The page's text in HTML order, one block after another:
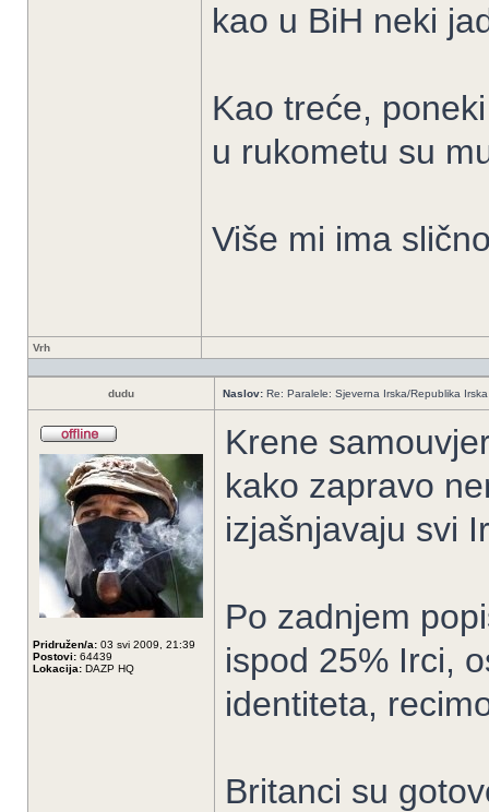
kao u BiH neki
Kao treće,
u rukometu su
Više mi ima
Vrh
dudu Naslov: Re: Paralele: Sjeverna Irska/Republika
Pridružen/a: 03 svi 2009, 21:39
Postovi: 64439
Lokacija: DAZP HQ
Krene
kako zapravo
izjašnjavaju svi
Po zadnjem
ispod 25% Irci,
identiteta,
Britanci su